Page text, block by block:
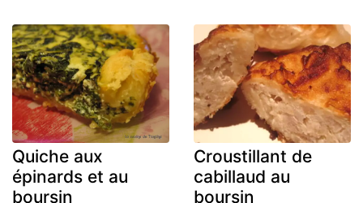
Quiche aux
épinards et au
boursin
Croustillant de
cabillaud au
boursin